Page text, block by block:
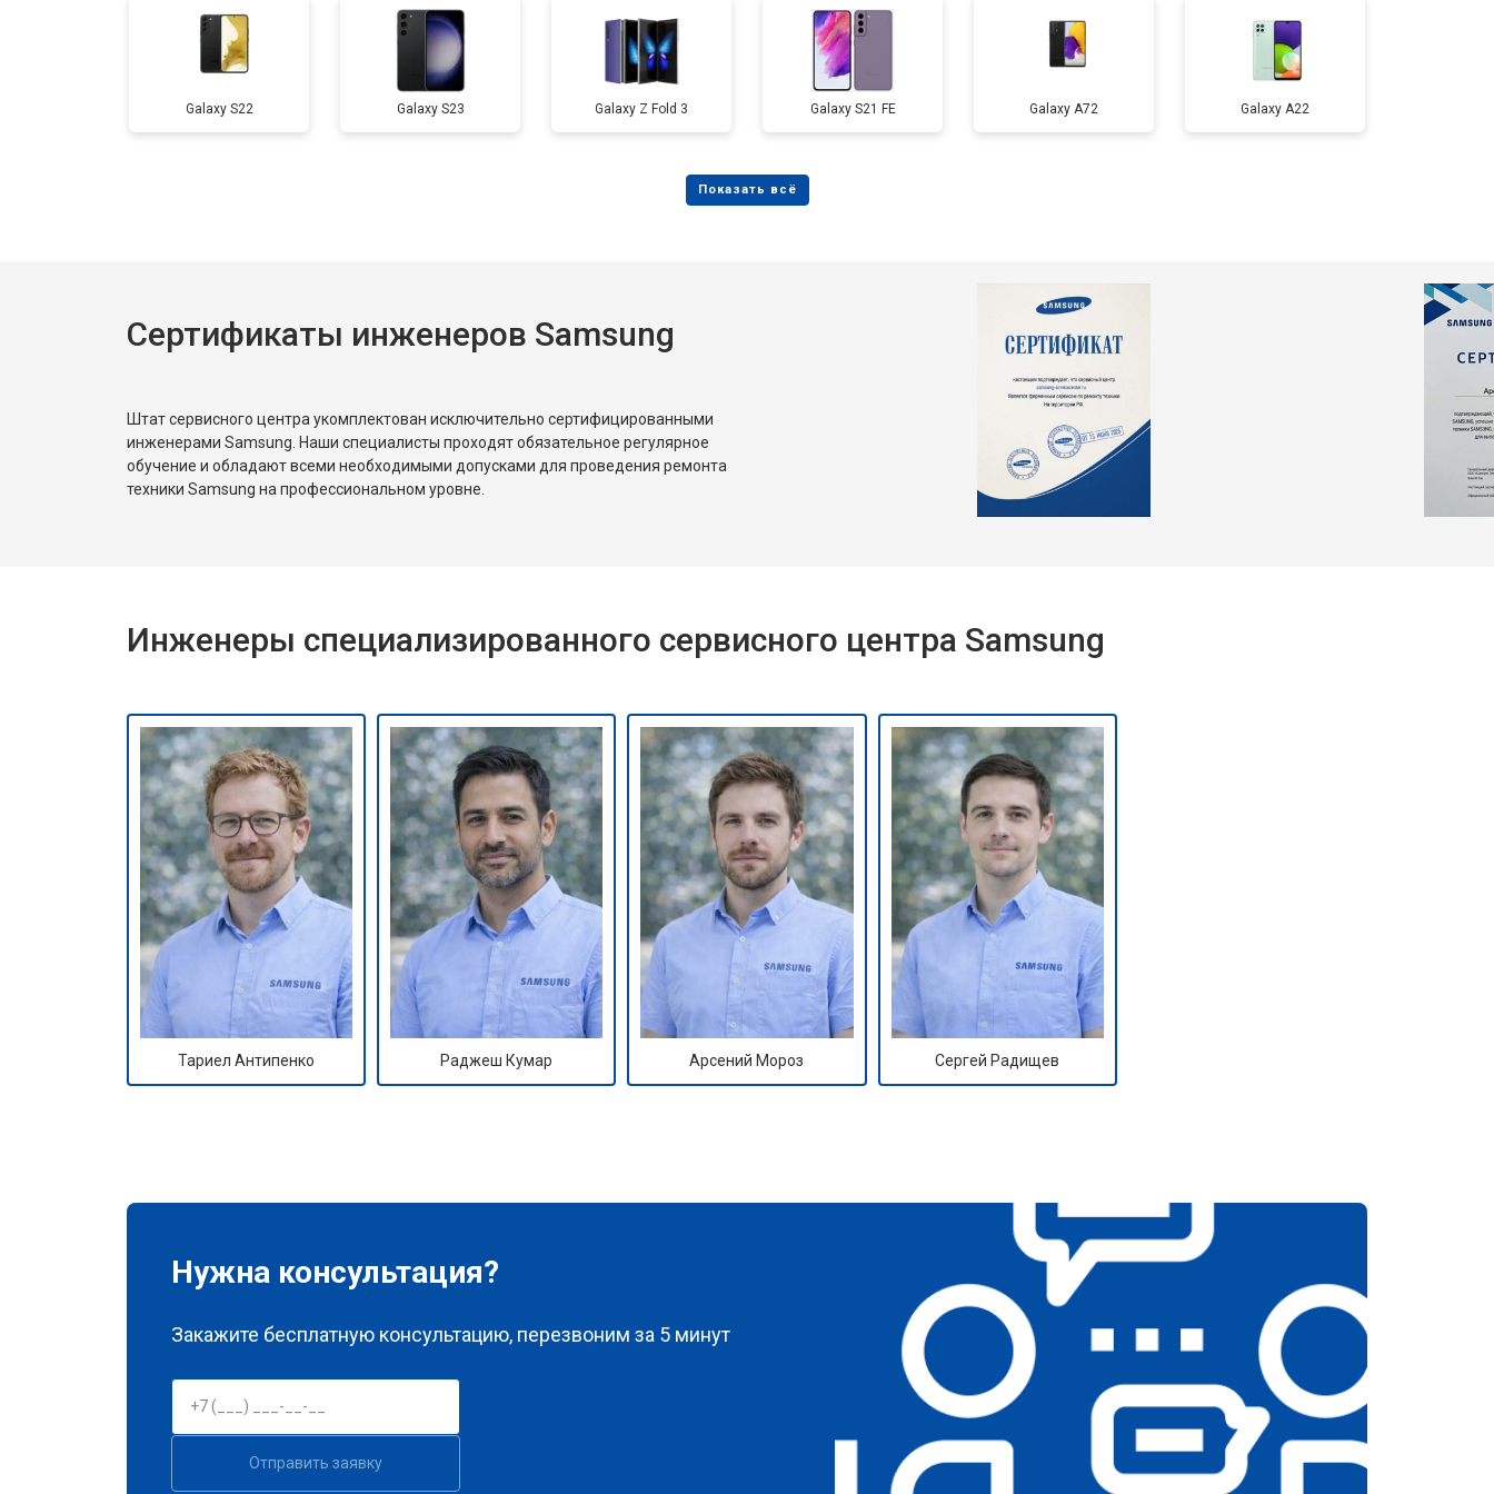
Ремонт цепи питания от 90 мин от 3200 ₽ Заказать
Ремонт динамика от 40 мин от 1400 ₽ Заказать
от 60 мин
Galaxy S22 Galaxy S23 Galaxy Z Fold 3 Galaxy S21 FE Galaxy A72 Galaxy А22
Сертификаты инженеров Samsung
Штат сервисного центра укомплектован исключительно сертифицированными
инженерами Samsung. Наши специалисты проходят обязательное регулярное
обучение и обладают всеми необходимыми допусками для проведения ремонта
техники Samsung на профессиональном уровне.
Инженеры специализированного сервисного центра Samsung
Тариел Антипенко Раджеш Кумар Арсений Мороз Сергей Радищев
Нужна консультация?
Закажите бесплатную консультацию, перезвоним за 5 минут
Отправить заявку